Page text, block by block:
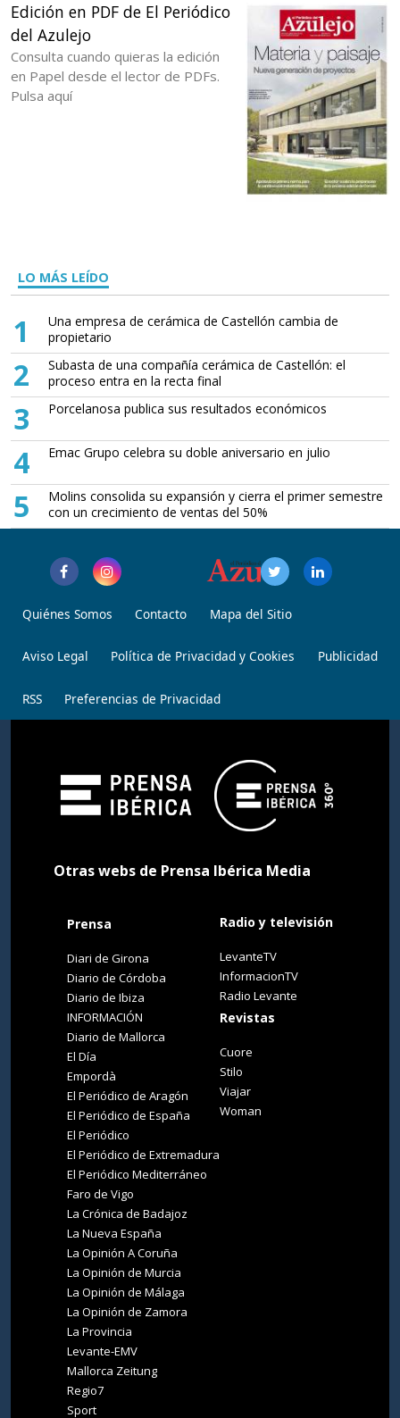
Edición en PDF de El Periódico
del Azulejo
Consulta cuando quieras la edición
en Papel desde el lector de PDFs.
Pulsa aquí
LO MÁS LEÍDO
1
Una empresa de cerámica de Castellón cambia de
propietario
2
Subasta de una compañía cerámica de Castellón: el
proceso entra en la recta final
3 Porcelanosa publica sus resultados económicos
4 Emac Grupo celebra su doble aniversario en julio
5
Molins consolida su expansión y cierra el primer semestre
con un crecimiento de ventas del 50%
Quiénes Somos Contacto Mapa del Sitio
Aviso Legal Política de Privacidad y Cookies Publicidad
RSS Preferencias de Privacidad
Otras webs de Prensa Ibérica Media
Prensa
Diari de Girona
Diario de Córdoba
Diario de Ibiza
INFORMACIÓN
Diario de Mallorca
El Día
Empordà
El Periódico de Aragón
El Periódico de España
El Periódico
El Periódico de Extremadura
El Periódico Mediterráneo
Faro de Vigo
La Crónica de Badajoz
La Nueva España
La Opinión A Coruña
La Opinión de Murcia
La Opinión de Málaga
La Opinión de Zamora
La Provincia
Levante-EMV
Mallorca Zeitung
Regio7
Sport
Radio y televisión
LevanteTV
InformacionTV
Radio Levante
Revistas
Cuore
Stilo
Viajar
Woman